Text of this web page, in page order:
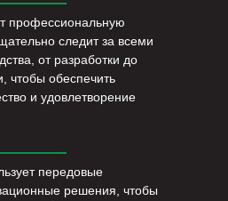
профессиональную
следит за всеми
от разработки до
чтобы обеспечить
и удовлетворение
передовые
решения, чтобы